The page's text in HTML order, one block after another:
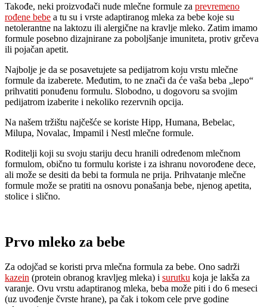
Takođe, neki proizvođači nude mlečne formule za prevremeno
rođene bebe a tu su i vrste adaptiranog mleka za bebe koje su
netolerantne na laktozu ili alergične na kravlje mleko. Zatim imamo
formule posebno dizajnirane za poboljšanje imuniteta, protiv grčeva
ili pojačan apetit.
Najbolje je da se posavetujete sa pedijatrom koju vrstu mlečne
formule da izaberete. Međutim, to ne znači da će vaša beba „lepo“
prihvatiti ponuđenu formulu. Slobodno, u dogovoru sa svojim
pedijatrom izaberite i nekoliko rezervnih opcija.
Na našem tržištu najčešće se koriste Hipp, Humana, Bebelac,
Milupa, Novalac, Impamil i Nestl mlečne formule.
Roditelji koji su svoju stariju decu hranili određenom mlečnom
formulom, obično tu formulu koriste i za ishranu novorođene dece,
ali može se desiti da bebi ta formula ne prija. Prihvatanje mlečne
formule može se pratiti na osnovu ponašanja bebe, njenog apetita,
stolice i slično.
Prvo mleko za bebe
Za odojčad se koristi prva mlečna formula za bebe. Ono sadrži
kazein (protein obranog kravljeg mleka) i surutku koja je lakša za
varanje. Ovu vrstu adaptiranog mleka, beba može piti i do 6 meseci
(uz uvođenje čvrste hrane), pa čak i tokom cele prve godine